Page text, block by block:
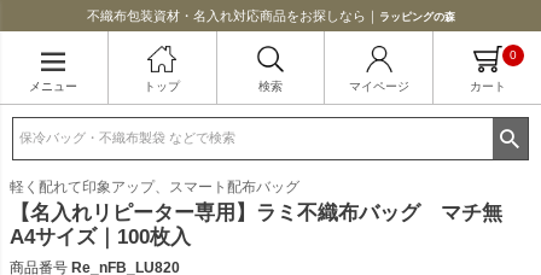
不織布包装資材・名入れ対応商品をお探しなら｜ ラッピングの森
メニュー トップ 検索 マイページ カート
0
軽く配れて印象アップ、スマート配布バッグ
【名入れリピーター専用】ラミ不織布バッグ マチ無
A4サイズ｜100枚入
商品番号 Re_nFB_LU820